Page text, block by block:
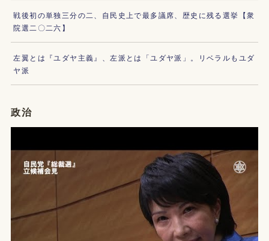
戦後初の単独三分の二、自民史上で最多議席、歴史に残る選挙【衆
院選二〇二六】
左翼とは『ユダヤ主義』、左派とは「ユダヤ派」。リベラルもユダ
ヤ派
政治